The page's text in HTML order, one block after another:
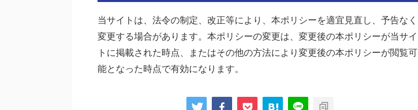
当サイトは、法令の制定、改正等により、本ポリシーを適宜見直し、予告なく
変更する場合があります。本ポリシーの変更は、変更後の本ポリシーが当サイ
トに掲載された時点、またはその他の方法により変更後の本ポリシーが閲覧可
能となった時点で有効になります。